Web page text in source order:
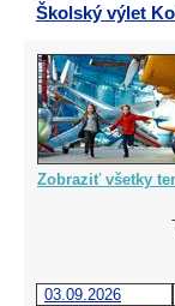
Školský výlet
Zobraziť všetky
03.09.2026